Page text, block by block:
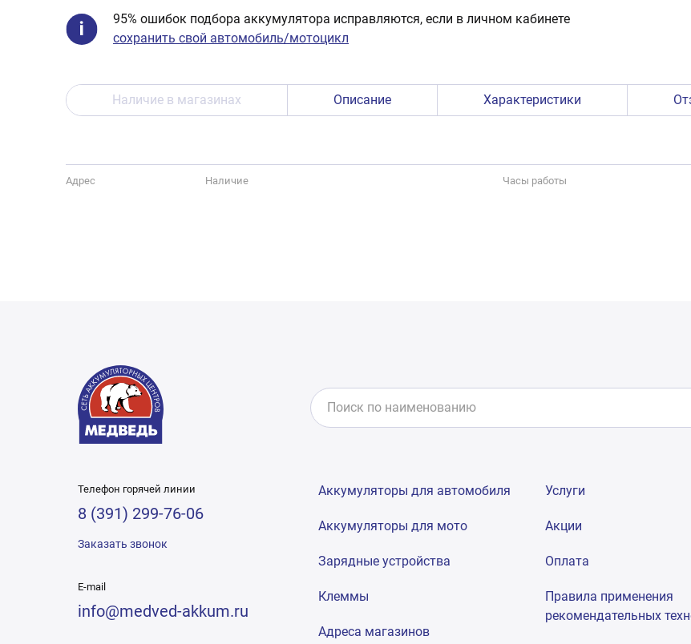
95% ошибок подбора аккумулятора исправляются, если в личном кабинете
сохранить свой автомобиль/мотоцикл
Наличие в магазинах Описание Характеристики
Адрес Наличие Часы работы
Телефон горячей линии
8 (391) 299-76-06
Заказать звонок
E-mail
info@medved-akkum.ru
Аккумуляторы для автомобиля
Аккумуляторы для мото
Зарядные устройства
Клеммы
Адреса магазинов
Услуги
Акции
Оплата
Правила применения
рекомендательных